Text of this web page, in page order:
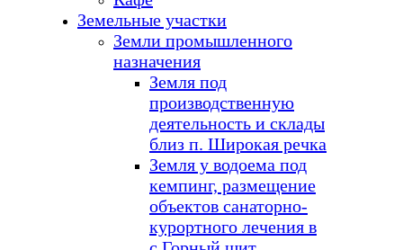
Земельные участки
Земли промышленного
назначения
Земля под
производственную
деятельность и склады
близ п. Широкая речка
Земля у водоема под
кемпинг, размещение
объектов санаторно-
курортного лечения в